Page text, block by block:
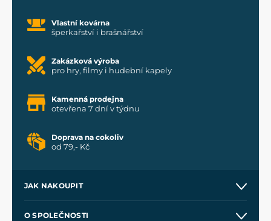
Vlastní kovárna
šperkařství i brašnářství
Zakázková výroba
pro hry, filmy i hudební kapely
Kamenná prodejna
otevřena 7 dní v týdnu
Doprava na cokoliv
od 79,- Kč
JAK NAKOUPIT
O SPOLEČNOSTI